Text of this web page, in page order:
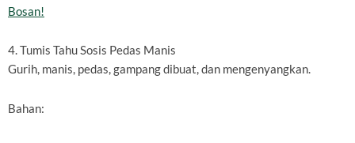
Bosan!
4. Tumis Tahu Sosis Pedas Manis
Gurih, manis, pedas, gampang dibuat, dan mengenyangkan.
Bahan: